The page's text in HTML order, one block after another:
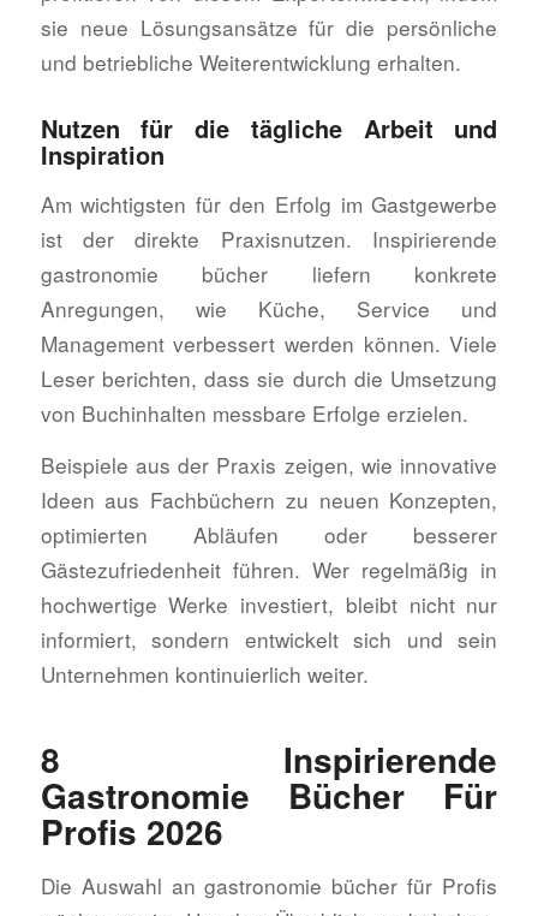
sie neue Lösungsansätze für die persönliche
und betriebliche Weiterentwicklung erhalten.
Nutzen für die tägliche Arbeit und
Inspiration
Am wichtigsten für den Erfolg im Gastgewerbe
ist der direkte Praxisnutzen. Inspirierende
gastronomie bücher liefern konkrete
Anregungen, wie Küche, Service und
Management verbessert werden können. Viele
Leser berichten, dass sie durch die Umsetzung
von Buchinhalten messbare Erfolge erzielen.
Beispiele aus der Praxis zeigen, wie innovative
Ideen aus Fachbüchern zu neuen Konzepten,
optimierten Abläufen oder besserer
Gästezufriedenheit führen. Wer regelmäßig in
hochwertige Werke investiert, bleibt nicht nur
informiert, sondern entwickelt sich und sein
Unternehmen kontinuierlich weiter.
8 Inspirierende
Gastronomie Bücher Für
Profis 2026
Die Auswahl an gastronomie bücher für Profis